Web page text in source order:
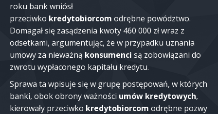
roku bank wniósł
przeciwko kredytobiorcom odrębne powództwo.
Domagał się zasądzenia kwoty 460 000 zł wraz z
odsetkami, argumentując, że w przypadku uznania
umowy za nieważną konsumenci są zobowiązani do
zwrotu wypłaconego kapitału kredytu.
Sprawa ta wpisuje się w grupę postępowań, w których
banki, obok obrony ważności umów kredytowych,
kierowały przeciwko kredytobiorcom odrębne pozwy